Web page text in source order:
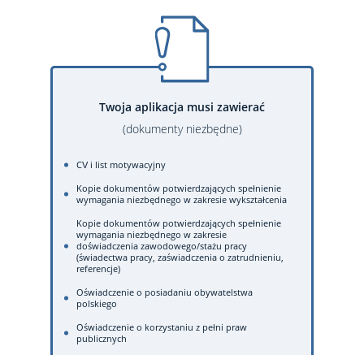
Twoja aplikacja musi zawierać
(dokumenty niezbędne)
CV i list motywacyjny
Kopie dokumentów potwierdzających spełnienie
wymagania niezbędnego w zakresie wykształcenia
Kopie dokumentów potwierdzających spełnienie
wymagania niezbędnego w zakresie
doświadczenia zawodowego/stażu pracy
(świadectwa pracy, zaświadczenia o zatrudnieniu,
referencje)
Oświadczenie o posiadaniu obywatelstwa
polskiego
Oświadczenie o korzystaniu z pełni praw
publicznych